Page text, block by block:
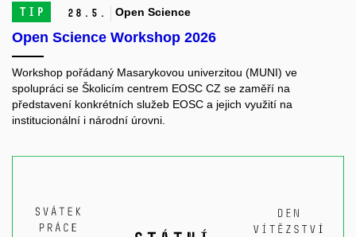
TIP 28. 5. Open Science
Open Science Workshop 2026
Workshop pořádaný Masarykovou univerzitou (MUNI) ve
spolupráci se Školicím centrem EOSC CZ se zaměří na
představení konkrétních služeb EOSC a jejich využití na
institucionální i národní úrovni.